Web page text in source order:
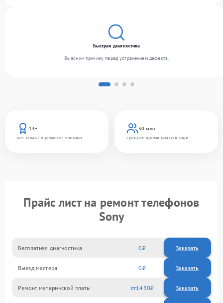
13+
лет опыта в ремонте техники
30 мин
среднее время диагностики
Быстрая диагностика
Выясним причину перед устранением дефекта.
Прайс лист на ремонт телефонов
Sony
Бесплатная диагностика 0 Заказать
Выезд мастера 0 Заказать
Ремонт материнской платы 1430